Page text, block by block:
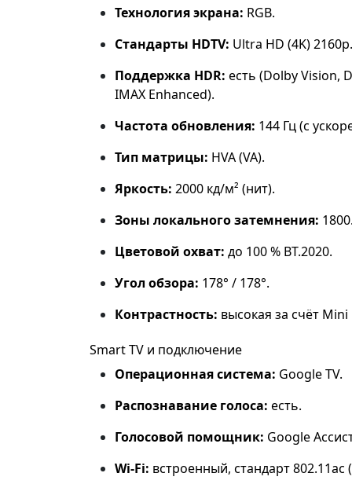
Технология экрана: RGB.
Стандарты HDTV: Ultra HD (4K) 2160p.
Поддержка HDR: есть (Dolby Vision,
IMAX Enhanced).
Частота обновления: 144 Гц (с
Тип матрицы: HVA (VA).
Яркость: 2000 кд/м² (нит).
Зоны локального затемнения:
Цветовой охват: до 100 % BT.2020.
Угол обзора: 178° / 178°.
Контрастность: высокая за счёт
Smart TV и подключение
Операционная система: Google TV.
Распознавание голоса: есть.
Голосовой помощник: Google
Wi‑Fi: встроенный, стандарт 802.11ac